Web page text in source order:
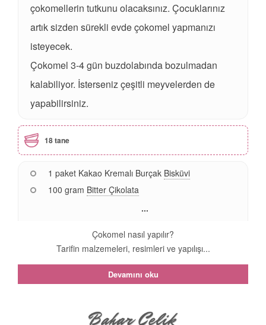
çokomellerin tutkunu olacaksınız. Çocuklarınız
artık sizden sürekli evde çokomel yapmanızı
isteyecek.
Çokomel 3-4 gün buzdolabında bozulmadan
kalabiliyor. İsterseniz çeşitli meyvelerden de
yapabilirsiniz.
18 tane
1 paket Kakao Kremalı Burçak Bisküvi
100 gram Bitter Çikolata
...
Çokomel nasıl yapılır?
Tarifin malzemeleri, resimleri ve yapılışı...
Devamını oku